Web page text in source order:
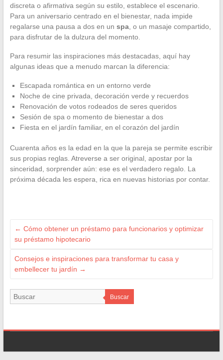
discreta o afirmativa según su estilo, establece el escenario.
Para un aniversario centrado en el bienestar, nada impide
regalarse una pausa a dos en un spa, o un masaje compartido,
para disfrutar de la dulzura del momento.
Para resumir las inspiraciones más destacadas, aquí hay
algunas ideas que a menudo marcan la diferencia:
Escapada romántica en un entorno verde
Noche de cine privada, decoración verde y recuerdos
Renovación de votos rodeados de seres queridos
Sesión de spa o momento de bienestar a dos
Fiesta en el jardín familiar, en el corazón del jardín
Cuarenta años es la edad en la que la pareja se permite escribir
sus propias reglas. Atreverse a ser original, apostar por la
sinceridad, sorprender aún: ese es el verdadero regalo. La
próxima década les espera, rica en nuevas historias por contar.
← Cómo obtener un préstamo para funcionarios y optimizar
su préstamo hipotecario
Consejos e inspiraciones para transformar tu casa y
embellecer tu jardín →
Buscar